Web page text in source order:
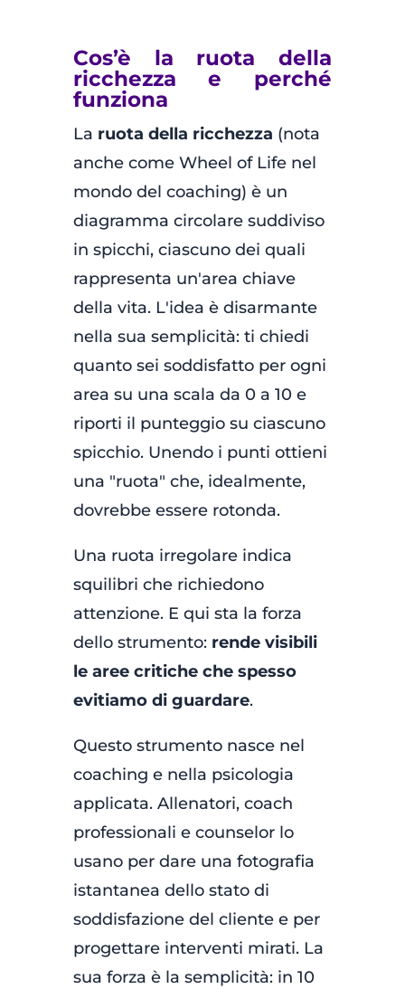
Cos’è la ruota della
ricchezza e perché
funziona
La ruota della ricchezza (nota
anche come Wheel of Life nel
mondo del coaching) è un
diagramma circolare suddiviso
in spicchi, ciascuno dei quali
rappresenta un'area chiave
della vita. L'idea è disarmante
nella sua semplicità: ti chiedi
quanto sei soddisfatto per ogni
area su una scala da 0 a 10 e
riporti il punteggio su ciascuno
spicchio. Unendo i punti ottieni
una "ruota" che, idealmente,
dovrebbe essere rotonda.
Una ruota irregolare indica
squilibri che richiedono
attenzione. E qui sta la forza
dello strumento: rende visibili
le aree critiche che spesso
evitiamo di guardare.
Questo strumento nasce nel
coaching e nella psicologia
applicata. Allenatori, coach
professionali e counselor lo
usano per dare una fotografia
istantanea dello stato di
soddisfazione del cliente e per
progettare interventi mirati. La
sua forza è la semplicità: in 10